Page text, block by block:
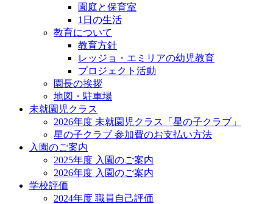
園庭と保育室
1日の生活
教育について
教育方針
レッジョ・エミリアの幼児教育
プロジェクト活動
園長の挨拶
地図・駐車場
未就園児クラス
2026年度 未就園児クラス「星の子クラブ」
星の子クラブ 参加費のお支払い方法
入園のご案内
2025年度 入園のご案内
2026年度 入園のご案内
学校評価
2024年度 職員自己評価